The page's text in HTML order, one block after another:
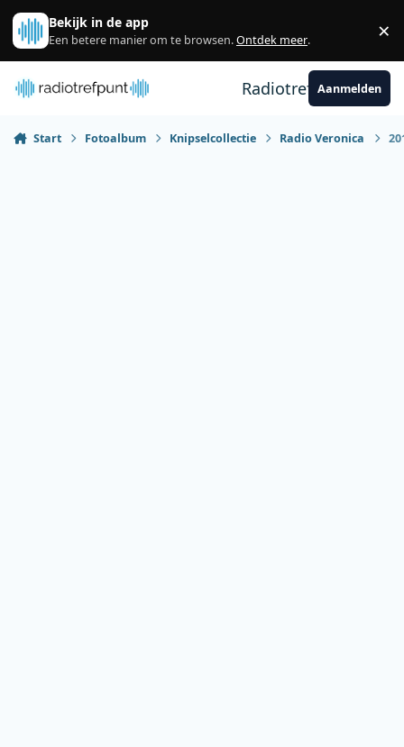
Spring naar bijdragen
Bekijk in de app
Een betere manier om te browsen.Ontdek meer. ×
RadiotrefpuntAanmelden
Start Fotoalbum Knipselcollectie Radio Veronica